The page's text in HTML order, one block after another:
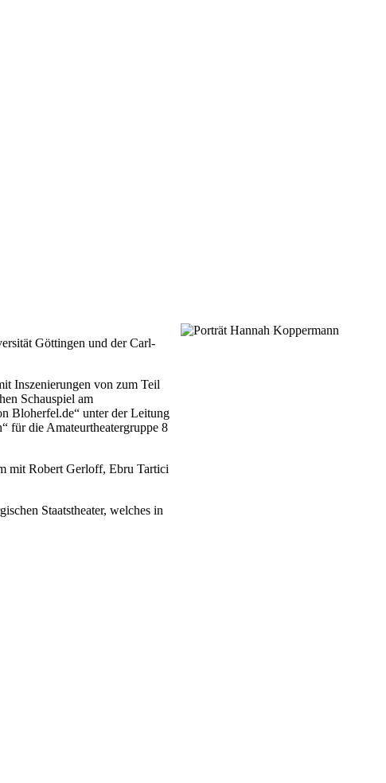
Göttingen und der Carl-
Inszenierungen von zum Teil
Schauspiel am
Bloherfel.de“ unter der Leitung
für die Amateurtheatergruppe 8
mit Robert Gerloff, Ebru Tartici
Staatstheater, welches in